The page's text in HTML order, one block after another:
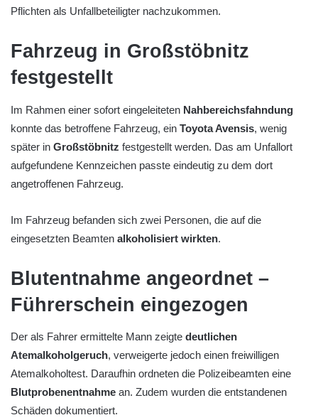
Pflichten als Unfallbeteiligter nachzukommen.
Fahrzeug in Großstöbnitz
festgestellt
Im Rahmen einer sofort eingeleiteten Nahbereichsfahndung
konnte das betroffene Fahrzeug, ein Toyota Avensis, wenig
später in Großstöbnitz festgestellt werden. Das am Unfallort
aufgefundene Kennzeichen passte eindeutig zu dem dort
angetroffenen Fahrzeug.
Im Fahrzeug befanden sich zwei Personen, die auf die
eingesetzten Beamten alkoholisiert wirkten.
Blutentnahme angeordnet –
Führerschein eingezogen
Der als Fahrer ermittelte Mann zeigte deutlichen
Atemalkoholgeruch, verweigerte jedoch einen freiwilligen
Atemalkoholtest. Daraufhin ordneten die Polizeibeamten eine
Blutprobenentnahme an. Zudem wurden die entstandenen
Schäden dokumentiert.